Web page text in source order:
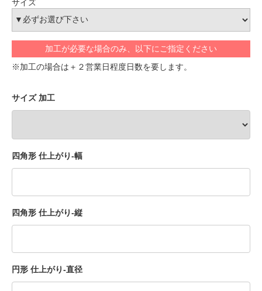
サイズ
加工が必要な場合のみ、以下にご指定ください
※加工の場合は＋２営業日程度日数を要します。
サイズ 加工
四角形 仕上がり-幅
四角形 仕上がり-縦
円形 仕上がり-直径